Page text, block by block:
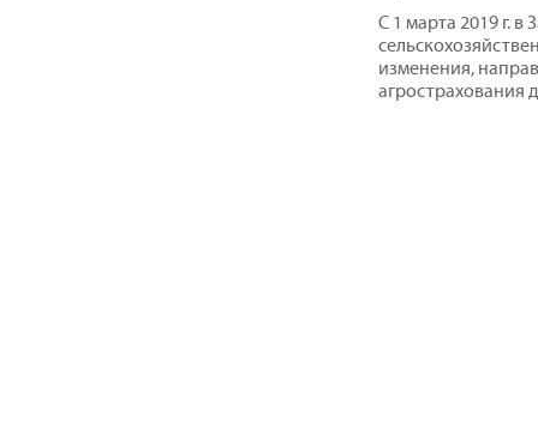
С 1 марта 2019 г.
изменения,
агрострахования